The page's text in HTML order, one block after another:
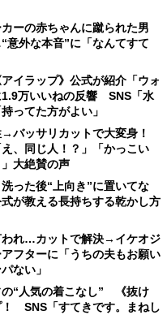
カーの赤ちゃんに蹴られた男
外な本音”に「なんてすて
イラップ》公式が紹介「ウォ
1.9万いいねの反響 SNS「水
ってた方がよい」
→バッサリカットで大変身！
、同じ人！？」「かっこい
大絶賛の声
った後“上向き”に置いてな
が教える長持ちする乾かし方
われ…カットで解決→イケオジ
フターに「うちの夫もお願い
ない」
の“人気の着こなし” 《抜け
SNS「すてきです。まねし